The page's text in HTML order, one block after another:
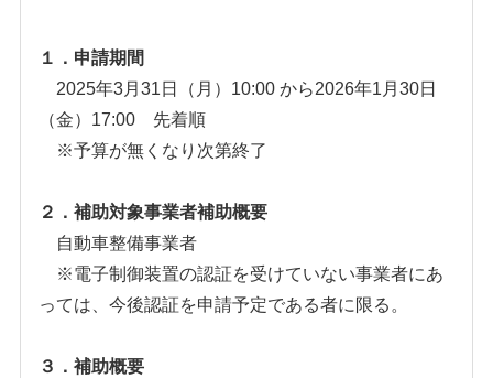
１．申請期間
2025年3月31日（月）10:00 から2026年1月30日
（金）17:00 先着順
※予算が無くなり次第終了
２．補助対象事業者補助概要
自動車整備事業者
※電子制御装置の認証を受けていない事業者にあ
っては、今後認証を申請予定である者に限る。
３．補助概要